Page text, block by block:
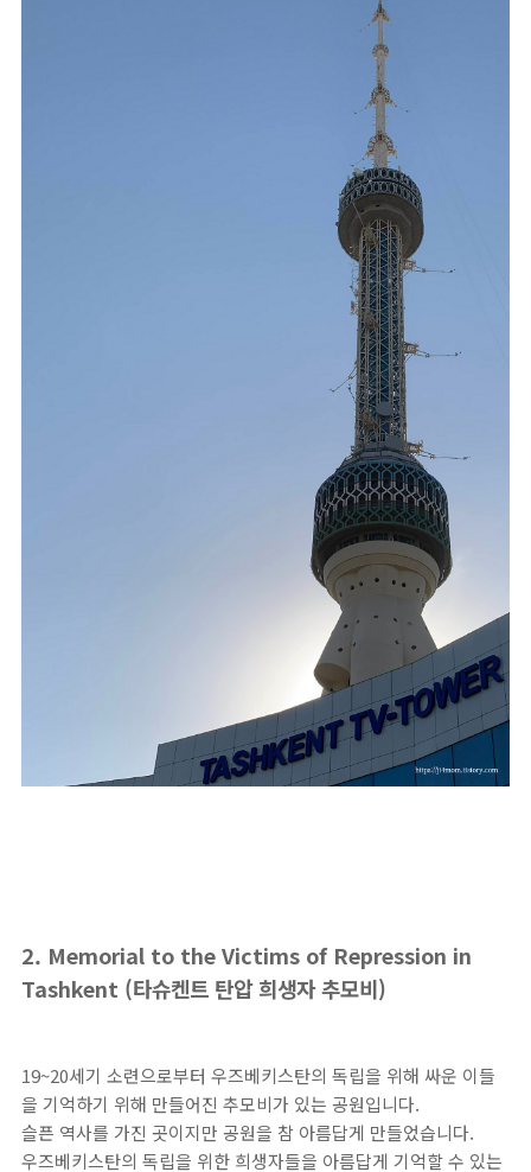
2. Memorial to the Victims of Repression in
Tashkent (타슈켄트 탄압 희생자 추모비)
19~20세기 소련으로부터 우즈베키스탄의 독립을 위해 싸운 이들
을 기억하기 위해 만들어진 추모비가 있는 공원입니다.
슬픈 역사를 가진 곳이지만 공원을 참 아름답게 만들었습니다.
우즈베키스탄의 독립을 위한 희생자들을 아름답게 기억할 수 있는